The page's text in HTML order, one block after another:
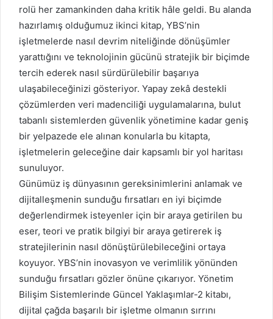
rolü her zamankinden daha kritik hâle geldi. Bu alanda
hazırlamış olduğumuz ikinci kitap, YBS’nin
işletmelerde nasıl devrim niteliğinde dönüşümler
yarattığını ve teknolojinin gücünü stratejik bir biçimde
tercih ederek nasıl sürdürülebilir başarıya
ulaşabileceğinizi gösteriyor. Yapay zekâ destekli
çözümlerden veri madenciliği uygulamalarına, bulut
tabanlı sistemlerden güvenlik yönetimine kadar geniş
bir yelpazede ele alınan konularla bu kitapta,
işletmelerin geleceğine dair kapsamlı bir yol haritası
sunuluyor.
Günümüz iş dünyasının gereksinimlerini anlamak ve
dijitalleşmenin sunduğu fırsatları en iyi biçimde
değerlendirmek isteyenler için bir araya getirilen bu
eser, teori ve pratik bilgiyi bir araya getirerek iş
stratejilerinin nasıl dönüştürülebileceğini ortaya
koyuyor. YBS’nin inovasyon ve verimlilik yönünden
sunduğu fırsatları gözler önüne çıkarıyor. Yönetim
Bilişim Sistemlerinde Güncel Yaklaşımlar-2 kitabı,
dijital çağda başarılı bir işletme olmanın sırrını